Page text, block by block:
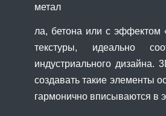
метал
ла, бетона или с эффектом
текстуры, идеально
индустриального дизайна.
создавать такие элементы
гармонично вписываются в